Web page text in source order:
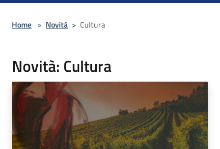
Home > Novità > Cultura
Novità: Cultura